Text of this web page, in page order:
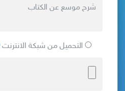
التحميل من شبكة الانترنت